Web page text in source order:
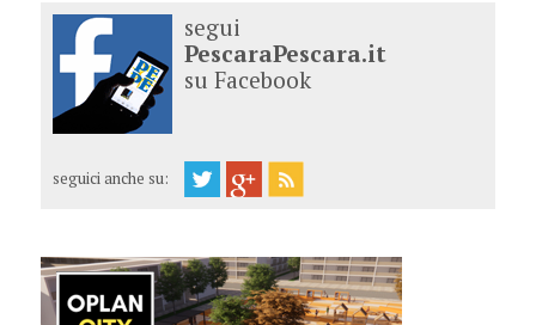
segui
PescaraPescara.it
su Facebook
seguici anche su: